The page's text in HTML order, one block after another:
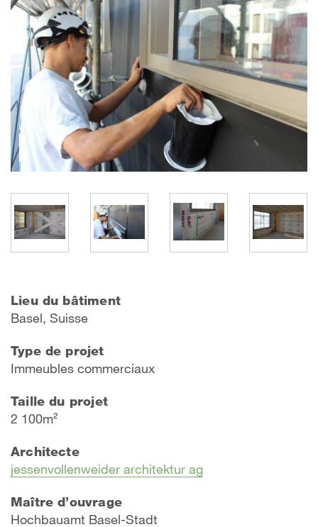
Lieu du bâtiment
Basel, Suisse
Type de projet
Immeubles commerciaux
Taille du projet
2 100m²
Architecte
jessenvollenweider architektur ag
Maître d’ouvrage
Hochbauamt Basel-Stadt